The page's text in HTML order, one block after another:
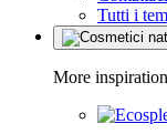
Tutti i
More inspiration